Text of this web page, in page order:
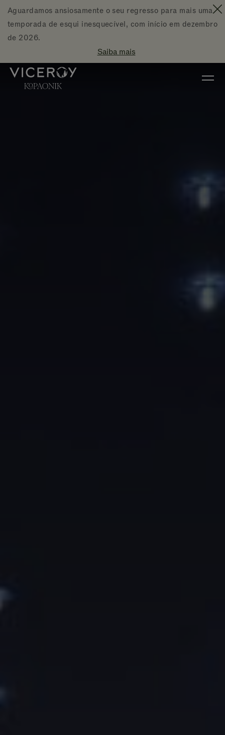
Ir diretamente para o conteúdo principal
Aguardamos ansiosamente o seu regresso para mais uma
temporada de esqui inesquecível, com início em dezembro
de 2026.
Saiba mais